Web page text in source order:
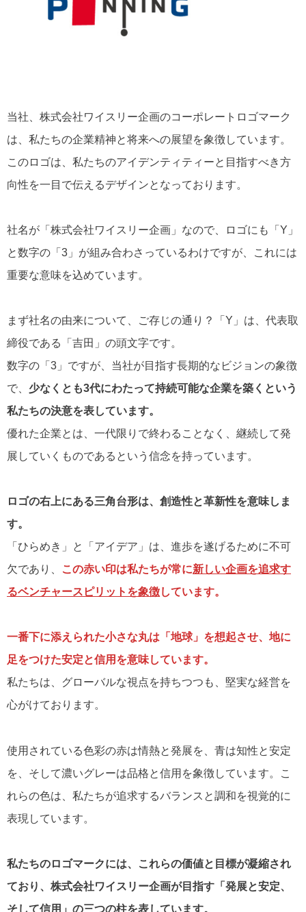
当社、株式会社ワイスリー企画のコーポレートロゴマーク
は、私たちの企業精神と将来への展望を象徴しています。
このロゴは、私たちのアイデンティティーと目指すべき方
向性を一目で伝えるデザインとなっております。
社名が「株式会社ワイスリー企画」なので、ロゴにも「Y」
と数字の「3」が組み合わさっているわけですが、これには
重要な意味を込めています。
まず社名の由来について、ご存じの通り？「Y」は、代表取
締役である「吉田」の頭文字です。
数字の「3」ですが、当社が目指す長期的なビジョンの象徴
で、 少なくとも3代にわたって持続可能な企業を築くという
私たちの決意を表しています。
優れた企業とは、一代限りで終わることなく、継続して発
展していくものであるという信念を持っています。
ロゴの右上にある三角台形は、創造性と革新性を意味しま
す。
「ひらめき」と「アイデア」は、進歩を遂げるために不可
欠であり、
この赤い印は私たちが常に新しい企画を追求す
るベンチャースピリットを象徴しています。
一番下に添えられた小さな丸は「地球」を想起させ、地に
足をつけた安定と信用を意味しています。
私たちは、グローバルな視点を持ちつつも、堅実な経営を
心がけております。
使用されている色彩の赤は情熱と発展を、青は知性と安定
を、そして濃いグレーは品格と信用を象徴しています。こ
れらの色は、私たちが追求するバランスと調和を視覚的に
表現しています。
私たちのロゴマークには、これらの価値と目標が凝縮され
ており、株式会社ワイスリー企画が目指す「発展と安定、
そして信用」の三つの柱を表しています。